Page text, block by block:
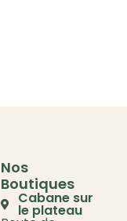
Nos
Boutiques
Cabane sur
le plateau